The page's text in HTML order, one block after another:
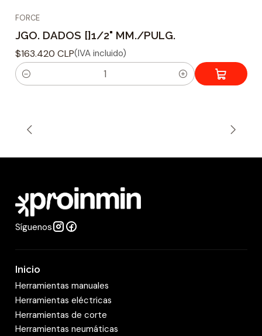
FORCE
JGO. DADOS []1/2" MM./PULG.
$163.420 CLP(IVA incluido)
C
d
Síguenos
Inicio
Herramientas manuales
Herramientas eléctricas
Herramientas de corte
Herramientas neumáticas